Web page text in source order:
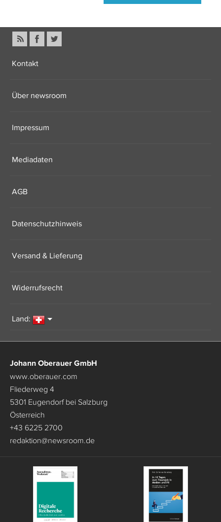
Kontakt
Über newsroom
Impressum
Mediadaten
AGB
Datenschutzhinweis
Versand & Lieferung
Widerrufsrecht
Land:
Johann Oberauer GmbH
www.oberauer.com
Fliederweg 4
5301 Eugendorf bei Salzburg
Österreich
+43 6225 2700
redaktion@newsroom.de